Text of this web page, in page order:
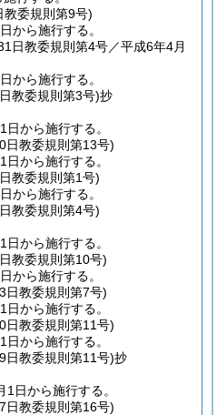
教委規則第9号)
から施行する。
日教委規則第4号／平成6年4月
から施行する。
教委規則第3号)抄
から施行する。
日教委規則第13号)
から施行する。
教委規則第1号)
から施行する。
教委規則第4号)
から施行する。
教委規則第10号)
から施行する。
日教委規則第7号)
から施行する。
日教委規則第11号)
から施行する。
日教委規則第11号)抄
日から施行する。
日教委規則第16号)